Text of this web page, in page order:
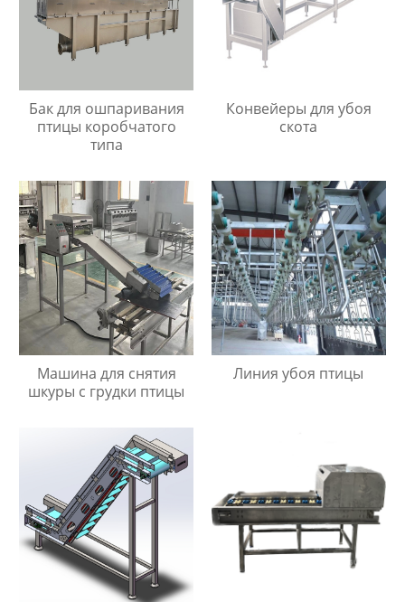
Бак для ошпаривания
птицы коробчатого
типа
Конвейеры для убоя
скота
Машина для снятия
шкуры с грудки птицы
Линия убоя птицы